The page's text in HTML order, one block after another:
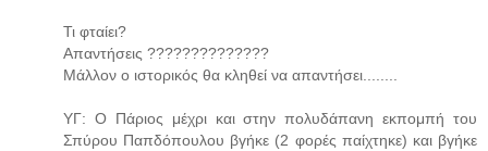
Τι φταίει?
Απαντήσεις ??????????????
Μάλλον ο ιστορικός θα κληθεί να απαντήσει........
ΥΓ: Ο Πάριος μέχρι και στην πολυδάπανη εκπομπή του
Σπύρου Παπδόπουλου βγήκε (2 φορές παίχτηκε) και βγήκε